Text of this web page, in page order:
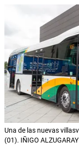
Una de las nuevas
(01). IÑIGO ALZUGARAY